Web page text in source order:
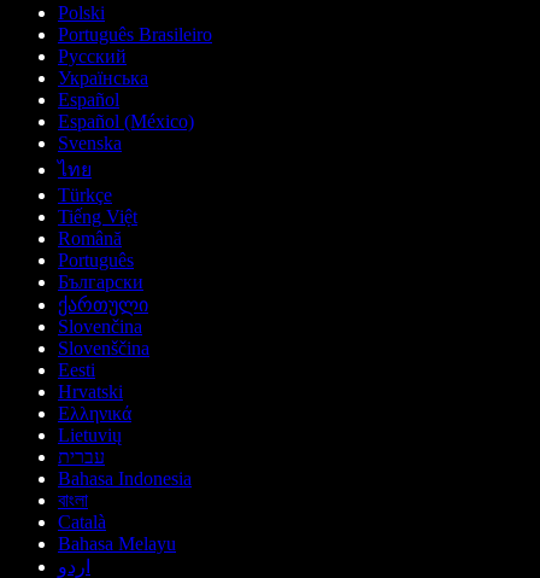
Polski
Português Brasileiro
Русский
Українська
Español
Español (México)
Svenska
ไทย
Türkçe
Tiếng Việt
Română
Português
Български
ქართული
Slovenčina
Slovenščina
Eesti
Hrvatski
Ελληνικά
Lietuvių
עברית
Bahasa Indonesia
বাংলা
Català
Bahasa Melayu
اردو